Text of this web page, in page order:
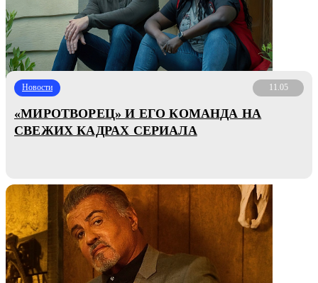
Новости 11.05
«МИРОТВОРЕЦ» И ЕГО КОМАНДА НА
СВЕЖИХ КАДРАХ СЕРИАЛА